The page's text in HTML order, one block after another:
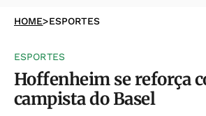
HOME>ESPORTES
ESPORTES
Hoffenheim se reforça
campista do Basel